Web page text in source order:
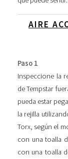
AIRE
Paso 1
Inspeccione la
de Tempstar
pueda estar
la rejilla
Torx, según el
con una toalla
con una toalla